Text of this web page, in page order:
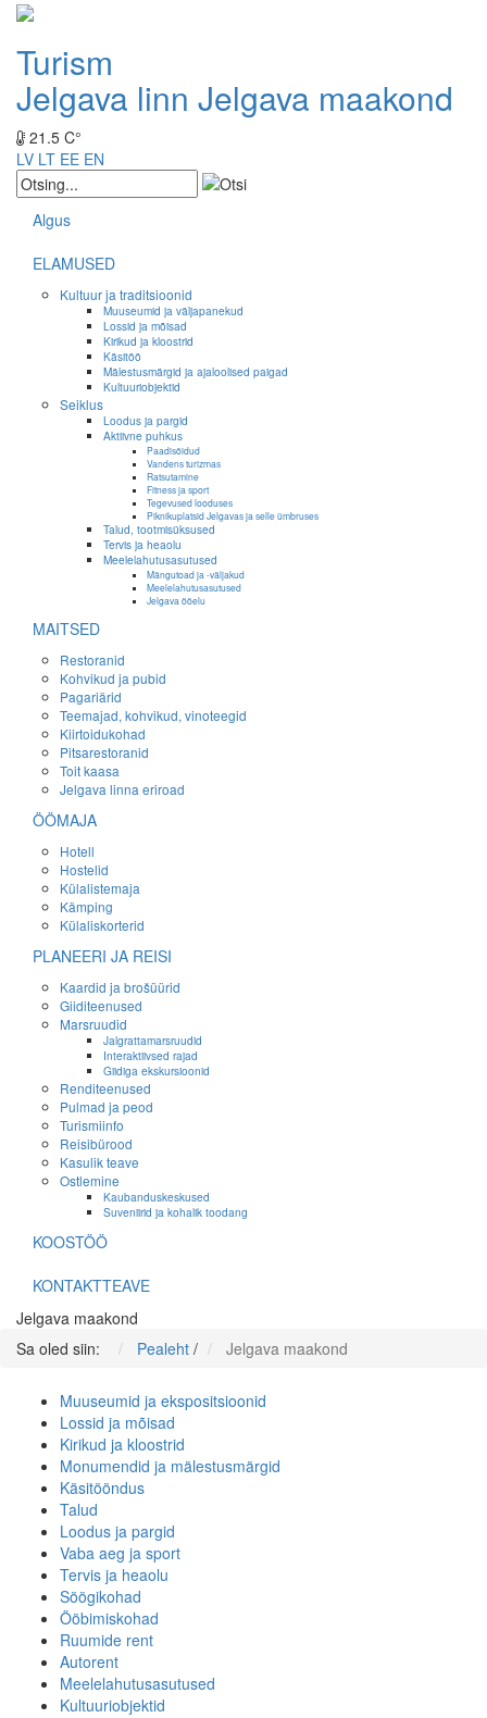
Turism
Jelgava linn Jelgava maakond
21.5 C°
LV LT EE EN
Algus
ELAMUSED
Kultuur ja traditsioonid
Muuseumid ja väljapanekud
Lossid ja mõisad
Kirikud ja kloostrid
Käsitöö
Mälestusmärgid ja ajaloolised paigad
Kultuuriobjektid
Seiklus
Loodus ja pargid
Aktiivne puhkus
Paadisõidud
Vandens turizmas
Ratsutamine
Fitness ja sport
Tegevused looduses
Piknikuplatsid Jelgavas ja selle ümbruses
Talud, tootmisüksused
Tervis ja heaolu
Meelelahutusasutused
Mängutoad ja -väljakud
Meelelahutusasutused
Jelgava ööelu
MAITSED
Restoranid
Kohvikud ja pubid
Pagariärid
Teemajad, kohvikud, vinoteegid
Kiirtoidukohad
Pitsarestoranid
Toit kaasa
Jelgava linna eriroad
ÖÖMAJA
Hotell
Hostelid
Külalistemaja
Kämping
Külaliskorterid
PLANEERI JA REISI
Kaardid ja brošüürid
Giiditeenused
Marsruudid
Jalgrattamarsruudid
Interaktiivsed rajad
Giidiga ekskursioonid
Renditeenused
Pulmad ja peod
Turismiinfo
Reisibürood
Kasulik teave
Ostlemine
Kaubanduskeskused
Suveniirid ja kohalik toodang
KOOSTÖÖ
KONTAKTTEAVE
Jelgava maakond
Sa oled siin:
Pealeht / Jelgava maakond
Muuseumid ja ekspositsioonid
Lossid ja mõisad
Kirikud ja kloostrid
Monumendid ja mälestusmärgid
Käsitööndus
Talud
Loodus ja pargid
Vaba aeg ja sport
Tervis ja heaolu
Söögikohad
Ööbimiskohad
Ruumide rent
Autorent
Meelelahutusasutused
Kultuuriobjektid